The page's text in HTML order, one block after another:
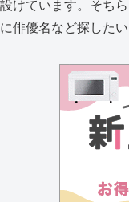
設けています。そち
に俳優名など探した